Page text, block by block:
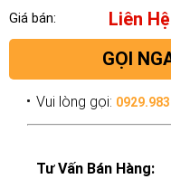
Giá bán:
Liên Hệ
GỌI
Vui lòng gọi:
Tư Vấn Bán Hàng: